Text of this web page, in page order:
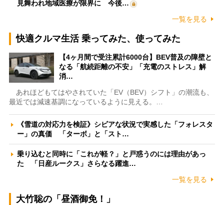
見舞われ地域医療が限界に 今後…
一覧を見る
快適クルマ生活 乗ってみた、使ってみた
【4ヶ月間で受注累計6000台】BEV普及の障壁と
なる「航続距離の不安」「充電のストレス」解
消…
あれほどもてはやされていた「EV（BEV）シフト」の潮流も、
最近では減速基調になっているように見える。…
《雪道の対応力を検証》シビアな状況で実感した「フォレスタ
ー」の真価 「ターボ」と「スト…
乗り込むと同時に「これが軽？」と戸惑うのには理由があっ
た 「日産ルークス」さらなる躍進…
一覧を見る
大竹聡の「昼酒御免！」